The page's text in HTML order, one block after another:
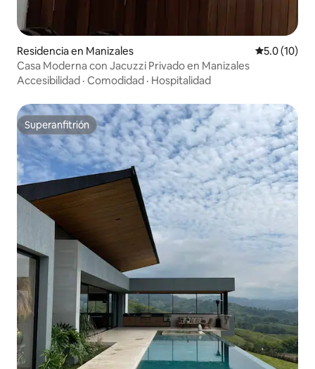
Residencia en Manizales Calificación
5.0 (10)
Casa Moderna con Jacuzzi Privado en Manizales
Accesibilidad · Comodidad · Hospitalidad
Superanfitrión
Superanfitrión